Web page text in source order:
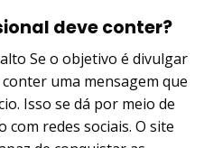
deve conter?
Se o objetivo é divulgar
uma mensagem que
Isso se dá por meio de
redes sociais. O site